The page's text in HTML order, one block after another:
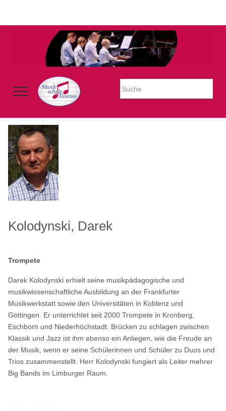
Warning: Undefined property: stdClass::$imglink in
/mnt/web605/e3/26/59781926/htdocs/Joomla2023/modules/
Mobile Menu Toggle
Kolodynski, Darek
Trompete
Darek Kolodynski erhielt seine musikpädagogische und
musikwissenschaftliche Ausbildung an der Frankfurter
Musikwerkstatt sowie den Universitäten in Koblenz und
Göttingen. Er unterrichtet seit 2000 Trompete in Kronberg,
Eschborn und Niederhöchstadt. Brücken zu schlagen zwischen
Klassik und Jazz ist ihm ebenso ein Anliegen, wie die Freude an
der Musik, wenn er seine Schülerinnen und Schüler zu Duos und
Trios zusammenstellt. Herr Kolodynski fungiert als Leiter mehrer
Big Bands im Limburger Raum.